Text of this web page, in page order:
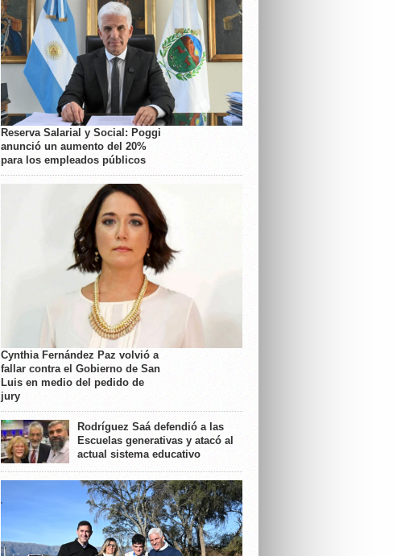
Reserva Salarial y Social: Poggi
anunció un aumento del 20%
para los empleados públicos
Cynthia Fernández Paz volvió a
fallar contra el Gobierno de San
Luis en medio del pedido de
jury
Rodríguez Saá defendió a las
Escuelas generativas y atacó al
actual sistema educativo